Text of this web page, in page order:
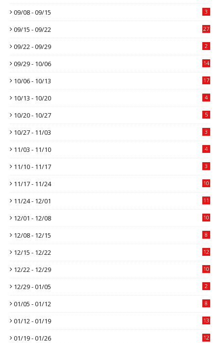
09/08 - 09/15 3
09/15 - 09/22 27
09/22 - 09/29 2
09/29 - 10/06 14
10/06 - 10/13 17
10/13 - 10/20 4
10/20 - 10/27 5
10/27 - 11/03 3
11/03 - 11/10 4
11/10 - 11/17 3
11/17 - 11/24 10
11/24 - 12/01 11
12/01 - 12/08 10
12/08 - 12/15 8
12/15 - 12/22 12
12/22 - 12/29 10
12/29 - 01/05 2
01/05 - 01/12 8
01/12 - 01/19 13
01/19 - 01/26 12